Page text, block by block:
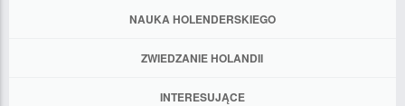
NAUKA HOLENDERSKIEGO
ZWIEDZANIE HOLANDII
INTERESUJĄCE